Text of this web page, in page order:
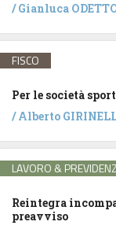
/Gianluca
FISCO
Per le società
/Alberto
LAVORO &
Reintegra
preavviso